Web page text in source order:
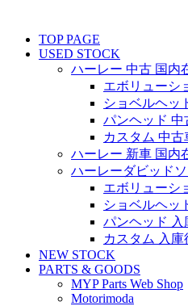
TOP PAGE
USED STOCK
ハーレー 中古 国内
エボリューシ
ショベルヘッ
パンヘッド 中
カスタム 中
ハーレー 新車 国内
ハーレーダビッド
エボリューシ
ショベルヘッ
パンヘッド 入
カスタム 入庫
NEW STOCK
PARTS & GOODS
MYP Parts Web Shop
Motorimoda